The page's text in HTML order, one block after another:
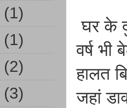
घर के
वर्ष
हालत
जहां
(1)
(1)
(2)
(3)